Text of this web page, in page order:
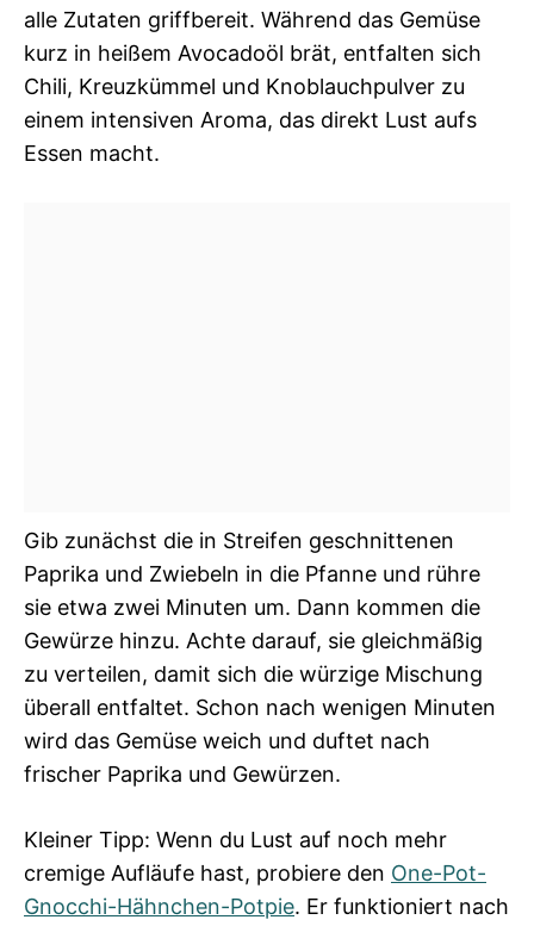
alle Zutaten griffbereit. Während das Gemüse
kurz in heißem Avocadoöl brät, entfalten sich
Chili, Kreuzkümmel und Knoblauchpulver zu
einem intensiven Aroma, das direkt Lust aufs
Essen macht.
Gib zunächst die in Streifen geschnittenen
Paprika und Zwiebeln in die Pfanne und rühre
sie etwa zwei Minuten um. Dann kommen die
Gewürze hinzu. Achte darauf, sie gleichmäßig
zu verteilen, damit sich die würzige Mischung
überall entfaltet. Schon nach wenigen Minuten
wird das Gemüse weich und duftet nach
frischer Paprika und Gewürzen.
Kleiner Tipp: Wenn du Lust auf noch mehr
cremige Aufläufe hast, probiere den One-Pot-
Gnocchi-Hähnchen-Potpie. Er funktioniert nach